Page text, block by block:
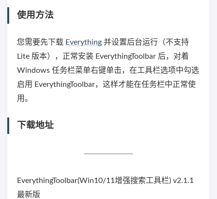
使用方法
您需要先下载 Everything 并设置后台运行（不支持
Lite 版本），正常安装 EverythingToolbar 后，对着
Windows 任务栏菜单右键单击，在工具栏选项中勾选
启用 EverythingToolbar，这样才能在任务栏中正常使
用。
下载地址
EverythingToolbar(Win10/11增强搜索工具栏) v2.1.1
最新版